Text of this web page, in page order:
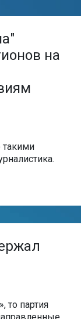
на
такими
то партия